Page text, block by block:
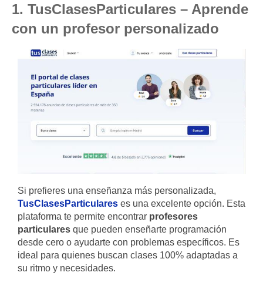
1. TusClasesParticulares – Aprende
con un profesor personalizado
Si prefieres una enseñanza más personalizada,
TusClasesParticulares es una excelente opción. Esta
plataforma te permite encontrar profesores
particulares que pueden enseñarte programación
desde cero o ayudarte con problemas específicos. Es
ideal para quienes buscan clases 100% adaptadas a
su ritmo y necesidades.